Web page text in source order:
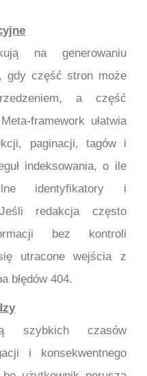
na generowaniu
gdy część stron może
a część
framework ułatwia
paginacji, tagów i
indeksowania, o ile
identyfikatory i
redakcja często
bez kontroli
utracone wejścia z
błędów 404.
szybkich czasów
i konsekwentnego